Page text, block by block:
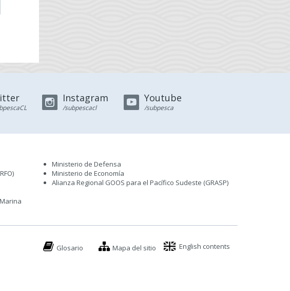
Instagram
/subpescacl
Youtube
/subpesca
Ministerio de Defensa
Ministerio de Economía
Alianza Regional GOOS para el Pacífico Sudeste (GRASP)
Glosario Mapa del sitio English contents